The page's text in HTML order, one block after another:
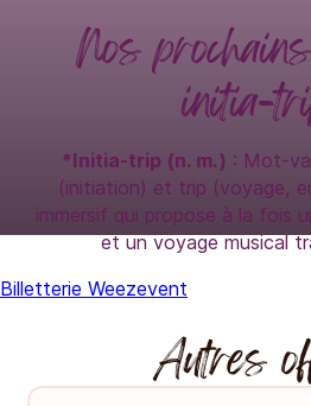
Nos
initia-
*Initia-trip (n. m.) : Mot-
(initiation) et trip (voyage,
immersif qui propose à la fois
et un voyage musical
Billetterie Weezevent
Autres